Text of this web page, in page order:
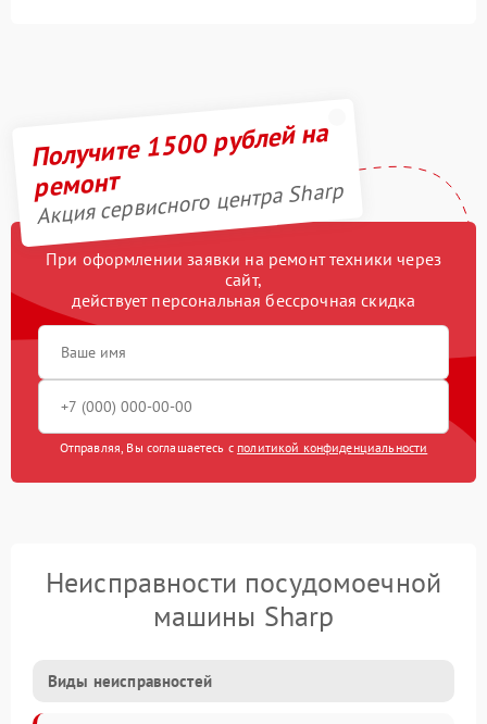
Получите 1500 рублей на
ремонт
Акция сервисного центра Sharp
При оформлении заявки на ремонт техники через
сайт,
действует персональная бессрочная скидка
Отправляя, Вы соглашаетесь с политикой конфиденциальности
Неисправности посудомоечной
машины Sharp
Виды неисправностей